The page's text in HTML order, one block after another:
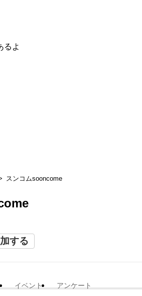
るよ
スンコムsooncome
する
イベント アンケート